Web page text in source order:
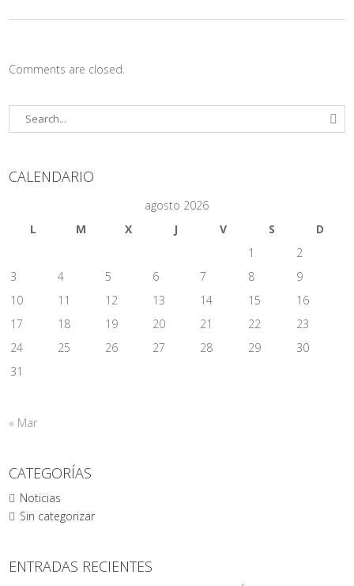
Comments are closed.
CALENDARIO
agosto 2026
L
M X J V S
D
1
2
3
4 5 6 7 8
9
10
11 12 13 14 15
16
17
18 19 20 21 22
23
24
25 26 27 28 29
30
31
« Mar
CATEGORÍAS
Noticias
Sin categorizar
ENTRADAS RECIENTES